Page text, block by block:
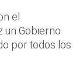
el
Gobierno
por todos los